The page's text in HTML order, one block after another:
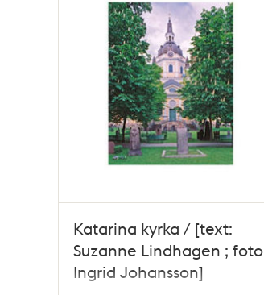
Katarina kyrka / [text:
Suzanne Lindhagen ; foto
Ingrid Johansson]